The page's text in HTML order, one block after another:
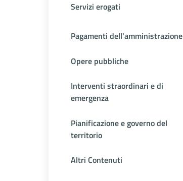
Servizi erogati
Pagamenti dell'amministrazione
Opere pubbliche
Interventi straordinari e di
emergenza
Pianificazione e governo del
territorio
Altri Contenuti